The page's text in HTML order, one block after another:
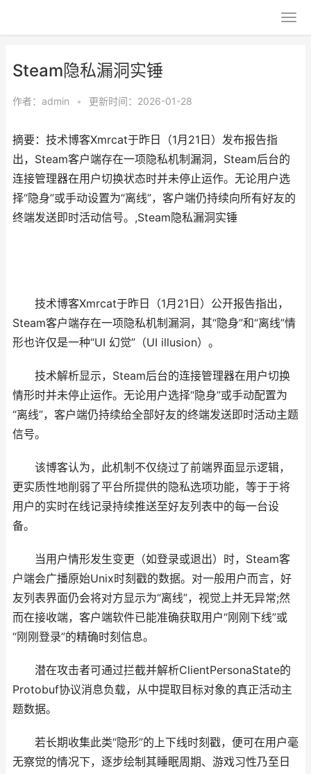
Steam隐私漏洞实锤
作者： admin • 更新时间：2026-01-28
摘要：技术博客Xmrcat于昨日（1月21日）发布报告指
出，Steam客户端存在一项隐私机制漏洞，Steam后台的
连接管理器在用户切换状态时并未停止运作。无论用户选
择“隐身”或手动设置为“离线”，客户端仍持续向所有好友的
终端发送即时活动信号。,Steam隐私漏洞实锤
技术博客Xmrcat于昨日（1月21日）公开报告指出，
Steam客户端存在一项隐私机制漏洞，其“隐身”和“离线”情
形也许仅是一种“UI 幻觉”（UI illusion）。
技术解析显示，Steam后台的连接管理器在用户切换
情形时并未停止运作。无论用户选择“隐身”或手动配置为
“离线”，客户端仍持续给全部好友的终端发送即时活动主题
信号。
该博客认为，此机制不仅绕过了前端界面显示逻辑，
更实质性地削弱了平台所提供的隐私选项功能，等于于将
用户的实时在线记录持续推送至好友列表中的每一台设
备。
当用户情形发生变更（如登录或退出）时，Steam客
户端会广播原始Unix时刻戳的数据。对一般用户而言，好
友列表界面仍会将对方显示为“离线”，视觉上并无异常;然
而在接收端，客户端软件已能准确获取用户“刚刚下线”或
“刚刚登录”的精确时刻信息。
潜在攻击者可通过拦截并解析ClientPersonaState的
Protobuf协议消息负载，从中提取目标对象的真正活动主
题数据。
若长期收集此类“隐形”的上下线时刻戳，便可在用户毫
无察觉的情况下，逐步绘制其睡眠周期、游戏习性乃至日